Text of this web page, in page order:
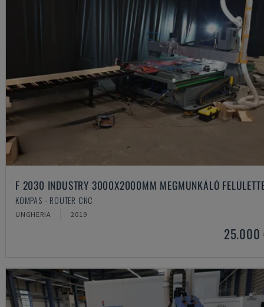
F 2030 INDUSTRY 3000X2000MM MEGMUNKÁLÓ
KOMPAS - ROUTER CNC
UNGHERIA 2019
25.000